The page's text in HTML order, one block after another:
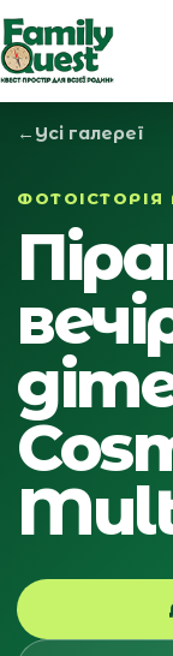
← Усі галереї
ФОТОІСТОРІЯ